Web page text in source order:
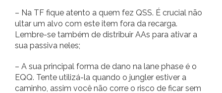
– Na TF fique atento a quem fez QSS. É crucial não
ultar um alvo com este item fora da recarga.
Lembre-se também de distribuir AAs para ativar a
sua passiva neles;
– A sua principal forma de dano na lane phase é o
EQQ. Tente utilizá-la quando o jungler estiver a
caminho, assim você não corre o risco de ficar sem